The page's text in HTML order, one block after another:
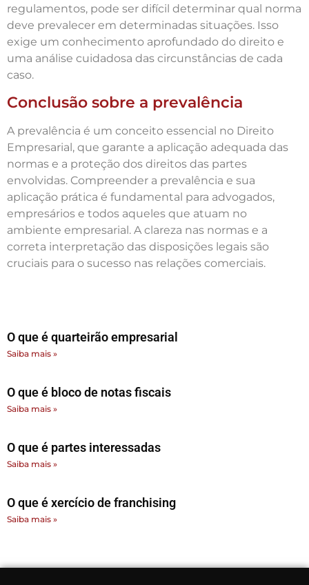
regulamentos, pode ser difícil determinar qual norma
deve prevalecer em determinadas situações. Isso
exige um conhecimento aprofundado do direito e
uma análise cuidadosa das circunstâncias de cada
caso.
Conclusão sobre a prevalência
A prevalência é um conceito essencial no Direito
Empresarial, que garante a aplicação adequada das
normas e a proteção dos direitos das partes
envolvidas. Compreender a prevalência e sua
aplicação prática é fundamental para advogados,
empresários e todos aqueles que atuam no
ambiente empresarial. A clareza nas normas e a
correta interpretação das disposições legais são
cruciais para o sucesso nas relações comerciais.
O que é quarteirão empresarial
Saiba mais »
O que é bloco de notas fiscais
Saiba mais »
O que é partes interessadas
Saiba mais »
O que é xercício de franchising
Saiba mais »